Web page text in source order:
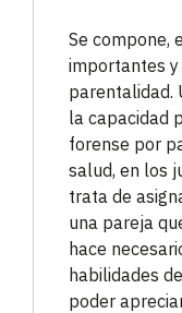
Se compone,
importantes
parentalidad.
la capacidad
forense por
salud, en los
trata de
una pareja
hace
habilidades
poder